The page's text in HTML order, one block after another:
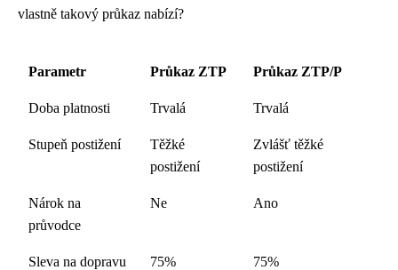
vlastně takový průkaz nabízí?
Parametr Průkaz ZTP Průkaz ZTP/P
Doba platnosti Trvalá Trvalá
Stupeň postižení
Těžké
postižení
Zvlášť těžké
postižení
Nárok na
průvodce
Ne Ano
Sleva na dopravu 75% 75%